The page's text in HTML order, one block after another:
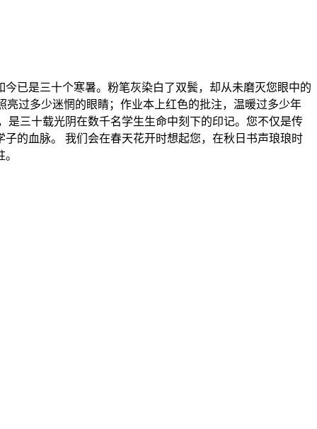
已是三十个寒暑。粉笔灰染白了双鬓，却从未磨灭您眼中的
过多少迷惘的眼睛；作业本上红色的批注，温暖过多少年
三十载光阴在数千名学生生命中刻下的印记。您不仅是传
的血脉。 我们会在春天花开时想起您，在秋日书声琅琅时